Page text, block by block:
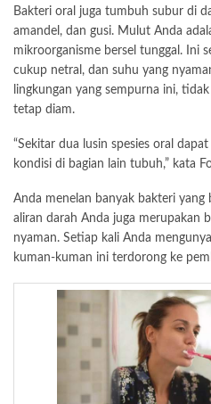
Bakteri oral juga tumbuh subur di
amandel, dan gusi. Mulut Anda
mikroorganisme bersel tunggal. Ini
cukup netral, dan suhu yang
lingkungan yang sempurna ini,
tetap diam.
“Sekitar dua lusin spesies oral
kondisi di bagian lain tubuh,” kata
Anda menelan banyak bakteri
aliran darah Anda juga merupakan
nyaman. Setiap kali Anda
kuman-kuman ini terdorong ke